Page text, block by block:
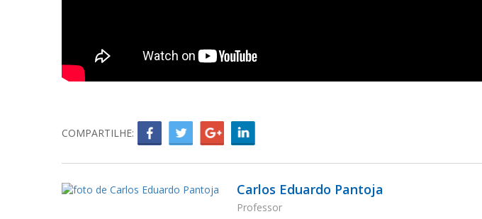
COMPARTILHE:
Carlos Eduardo Pantoja
Professor